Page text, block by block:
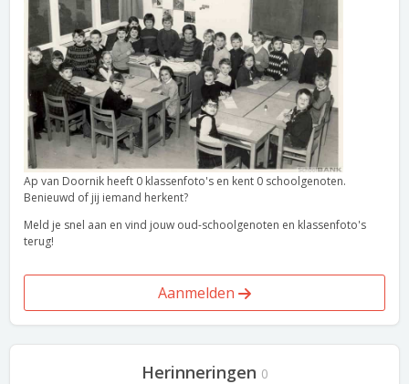
Ap van Doornik heeft 0 klassenfoto's en kent 0 schoolgenoten.
Benieuwd of jij iemand herkent?
Meld je snel aan en vind jouw oud-schoolgenoten en klassenfoto's
terug!
Aanmelden
Herinneringen 0